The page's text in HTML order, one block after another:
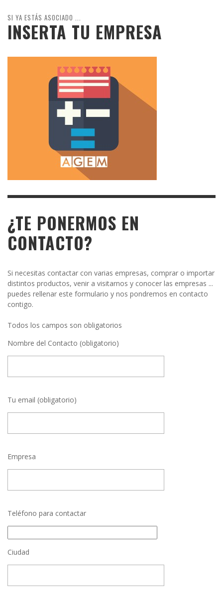
SI YA ESTÁS ASOCIADO ...
INSERTA TU EMPRESA
¿TE PONERMOS EN
CONTACTO?
Si necesitas contactar con varias empresas, comprar o importar
distintos productos, venir a visitarnos y conocer las empresas ...
puedes rellenar este formulario y nos pondremos en contacto
contigo.
Todos los campos son obligatorios
Nombre del Contacto (obligatorio)
Tu email (obligatorio)
Empresa
Teléfono para contactar
Ciudad